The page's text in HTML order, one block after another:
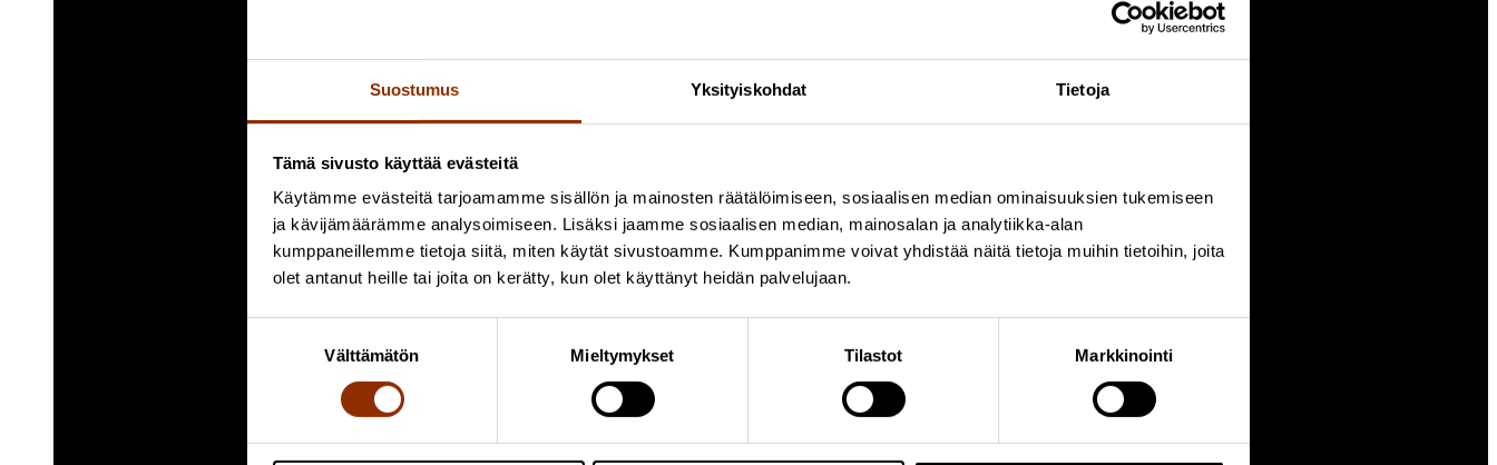
Suostumus Yksityiskohdat Tietoja
Tämä sivusto käyttää evästeitä
Käytämme evästeitä tarjoamamme sisällön ja mainosten räätälöimiseen, sosiaalisen median ominaisuuksien tukemiseen
ja kävijämäärämme analysoimiseen. Lisäksi jaamme sosiaalisen median, mainosalan ja analytiikka-alan
kumppaneillemme tietoja siitä, miten käytät sivustoamme. Kumppanimme voivat yhdistää näitä tietoja muihin tietoihin, joita
olet antanut heille tai joita on kerätty, kun olet käyttänyt heidän palvelujaan.
Välttämätön Mieltymykset Tilastot Markkinointi